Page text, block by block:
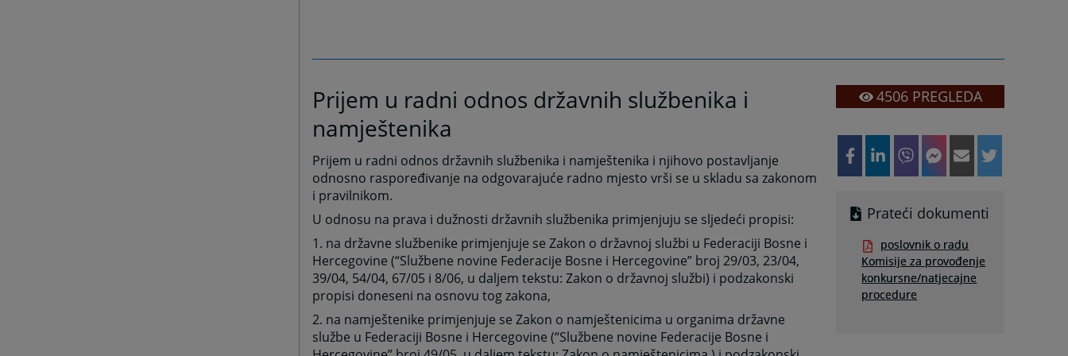
Prijem u radni odnos državnih službenika i
namještenika
Prijem u radni odnos državnih službenika i namještenika i njihovo postavljanje
odnosno raspoređivanje na odgovarajuće radno mjesto vrši se u skladu sa zakonom
i pravilnikom.
U odnosu na prava i dužnosti državnih službenika primjenjuju se sljedeći propisi:
1. na državne službenike primjenjuje se Zakon o državnoj službi u Federaciji Bosne i
Hercegovine (“Službene novine Federacije Bosne i Hercegovine” broj 29/03, 23/04,
39/04, 54/04, 67/05 i 8/06, u daljem tekstu: Zakon o državnoj službi) i podzakonski
propisi doneseni na osnovu tog zakona,
2. na namještenike primjenjuje se Zakon o namještenicima u organima državne
službe u Federaciji Bosne i Hercegovine (“Službene novine Federacije Bosne i
4506PREGLEDA
Prateći dokumenti
poslovnik o radu
Komisije za provođenje
konkursne/natjecajne
procedure